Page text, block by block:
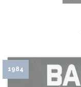
1984